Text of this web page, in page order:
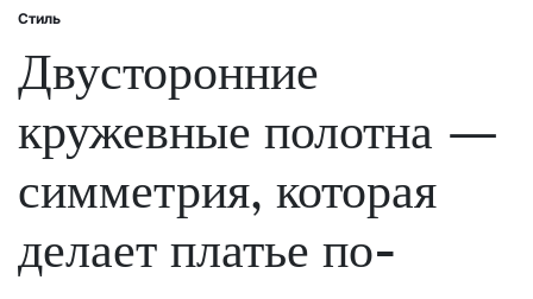
Posted
Стиль
Двусторонние
кружевные полотна —
симметрия, которая
делает платье по-